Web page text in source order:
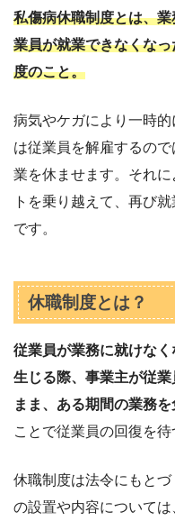
私傷病休職制度とは、
業員が就業できなくな
度のこと。
病気やケガにより一時
は従業員を解雇するの
業を休ませます。それ
トを乗り越えて、再び
です。
休職制度とは？
従業員が業務に就けな
生じる際、事業主が従
まま、ある期間の業務を
ことで従業員の回復を待
休職制度は法令にもと
の設置や内容については